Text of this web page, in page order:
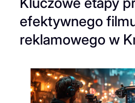
efektywnego
reklamowego w